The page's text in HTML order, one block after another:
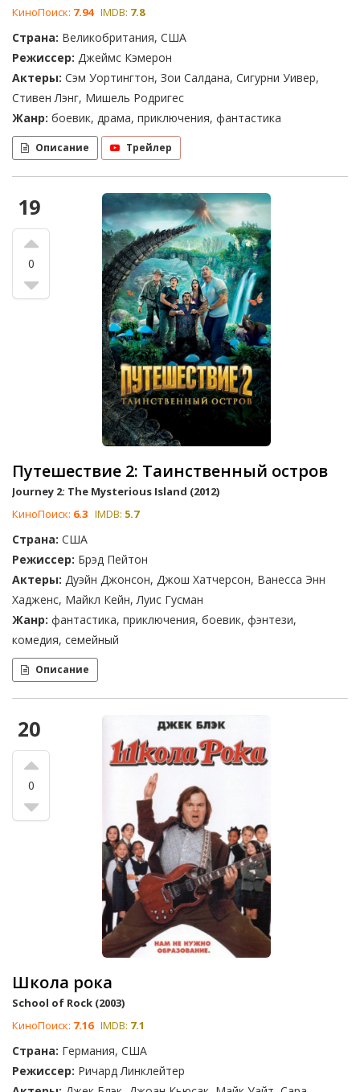
КиноПоиск: 7.94 IMDB: 7.8
Страна: Великобритания, США
Режиссер: Джеймс Кэмерон
Актеры: Сэм Уортингтон, Зои Салдана, Сигурни Уивер,
Стивен Лэнг, Мишель Родригес
Жанр: боевик, драма, приключения, фантастика
Описание Трейлер
19
0
Путешествие 2: Таинственный остров
Journey 2: The Mysterious Island (2012)
КиноПоиск: 6.3 IMDB: 5.7
Страна: США
Режиссер: Брэд Пейтон
Актеры: Дуэйн Джонсон, Джош Хатчерсон, Ванесса Энн
Хадженс, Майкл Кейн, Луис Гусман
Жанр: фантастика, приключения, боевик, фэнтези,
комедия, семейный
Описание
20
0
Школа рока
School of Rock (2003)
КиноПоиск: 7.16 IMDB: 7.1
Страна: Германия, США
Режиссер: Ричард Линклейтер